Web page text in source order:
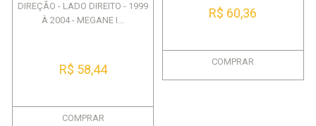
DIREÇÃO - LADO DIREITO - 1999
À 2004 - MEGANE I...
R$ 58,44
COMPRAR
R$ 60,36
COMPRAR